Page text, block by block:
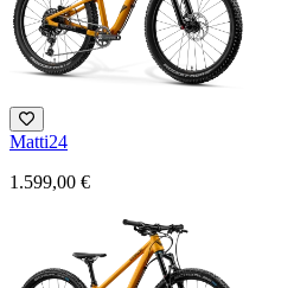
Matti24
1.599,00 €